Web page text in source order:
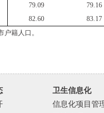
79.09
79.16
82.60
83.17
户籍人口。
卫生信息化
信息化项目管